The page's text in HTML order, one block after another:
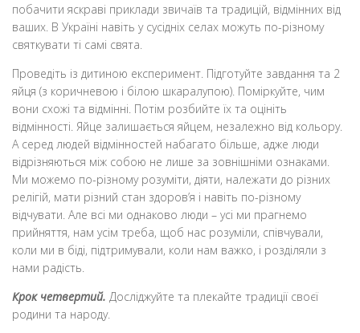
побачити яскраві приклади звичаїв та традицій, відмінних від
ваших. В Україні навіть у сусідніх селах можуть по-різному
святкувати ті самі свята.
Проведіть із дитиною експеримент. Підготуйте завдання та 2
яйця (з коричневою і білою шкаралупою). Поміркуйте, чим
вони схожі та відмінні. Потім розбийте їх та оцініть
відмінності. Яйце залишається яйцем, незалежно від кольору.
А серед людей відмінностей набагато більше, адже люди
відрізняються між собою не лише за зовнішніми ознаками.
Ми можемо по-різному розуміти, діяти, належати до різних
релігій, мати різний стан здоров’я і навіть по-різному
відчувати. Але всі ми однаково люди – усі ми прагнемо
прийняття, нам усім треба, щоб нас розуміли, співчували,
коли ми в біді, підтримували, коли нам важко, і розділяли з
нами радість.
Крок четвертий. Досліджуйте та плекайте традиції своєї
родини та народу.